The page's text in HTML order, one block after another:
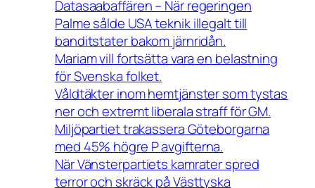
Datasaabaffären – När regeringen
Palme sålde USA teknik illegalt till
banditstater bakom järnridån.
Mariam vill fortsätta vara en belastning
för Svenska folket.
Våldtäkter inom hemtjänster som tystas
ner och extremt liberala straff för GM.
Miljöpartiet trakassera Göteborgarna
med 45% högre P avgifterna.
När Vänsterpartiets kamrater spred
terror och skräck på Västtyska